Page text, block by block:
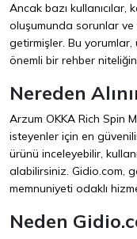
Ancak bazı
oluşumunda sorunlar
getirmişler. Bu yorumlar,
önemli bir rehber
Nereden
Arzum OKKA Rich Spin
isteyenler için en
ürünü inceleyebilir,
alabilirsiniz. Gidio.com,
memnuniyeti odaklı
Neden